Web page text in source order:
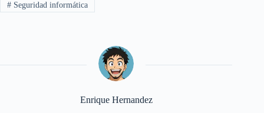
#Seguridad informática
Enrique Hernandez